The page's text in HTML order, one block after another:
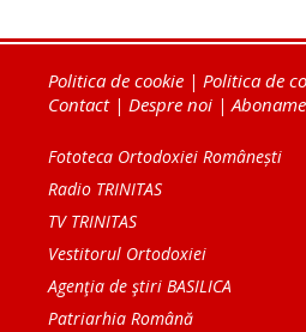
Politica de cookie | Politica de
Contact| Despre noi |
Fototeca Ortodoxiei Românești
Radio TRINITAS
TV TRINITAS
Vestitorul Ortodoxiei
Agenţia de ştiri BASILICA
Patriarhia Română